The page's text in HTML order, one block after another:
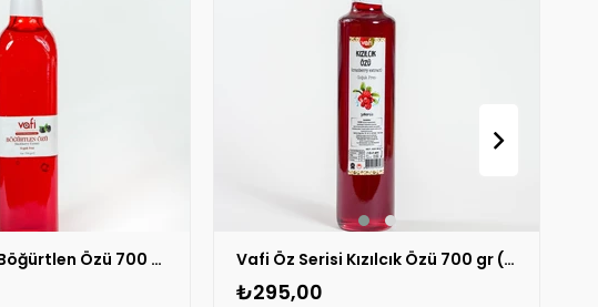
Vafi Öz Serisi Böğürtlen Özü 700 gr(500 ml) 1 ADET Vafi Öz Serisi Kızılcık Özü 700 gr (500 ml) 1 ADET
₺295,00